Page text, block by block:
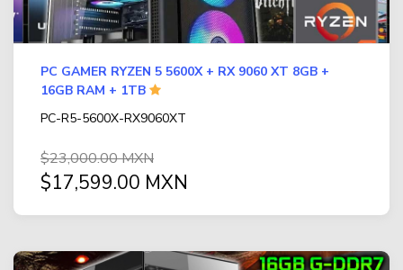
PC GAMER RYZEN 5 5600X + RX 9060 XT 8GB +
16GB RAM + 1TB
PC-R5-5600X-RX9060XT
$23,000.00 MXN
$17,599.00 MXN